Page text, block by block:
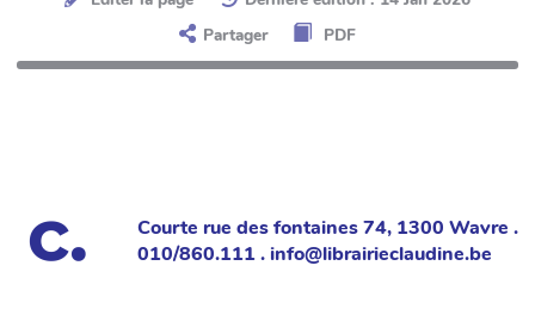
Partager
PDF
Courte rue des fontaines 74, 1300 Wavre .
010/860.111 . info@librairieclaudine.be